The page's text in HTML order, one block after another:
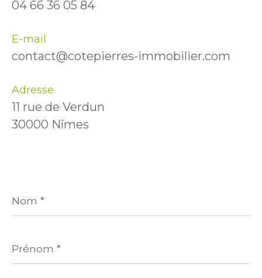
04 66 36 05 84
E-mail
contact@cotepierres-immobilier.com
Adresse
11 rue de Verdun
30000 Nîmes
*
*